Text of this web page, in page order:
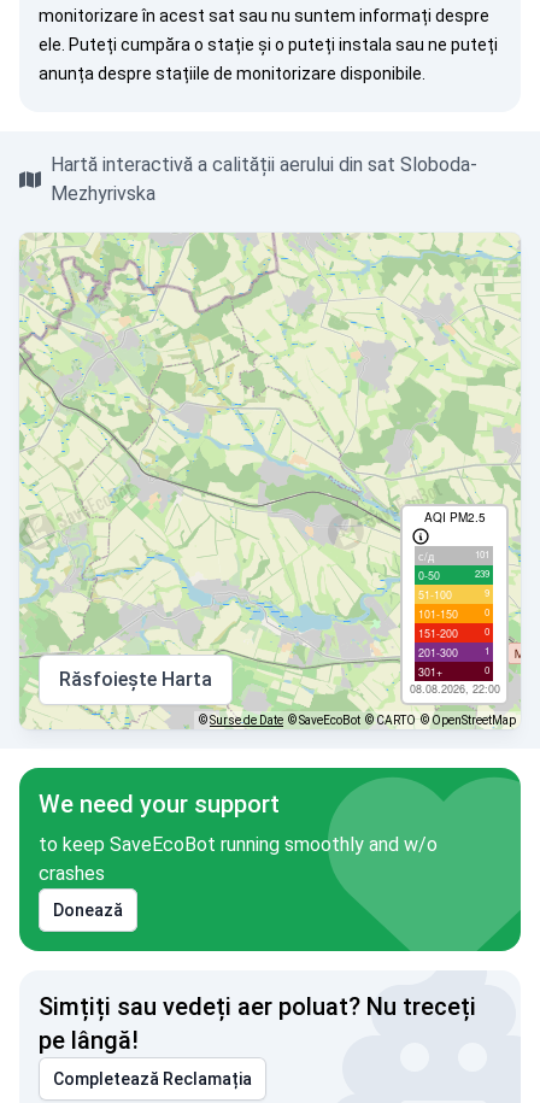
monitorizare în acest sat sau nu suntem informați despre
ele. Puteți cumpăra o stație și o puteți instala sau ne puteți
anunța despre stațiile de monitorizare disponibile.
Hartă interactivă a calității aerului din sat Sloboda-
Mezhyrivska
AQI PM2.5
с/д 101
0-50 239
51-100 9
101-150 0
151-200 0
201-300 1
301+ 0
08.08.2026, 22:00
Răsfoiește Harta
©Surse de Date © SaveEcoBot © CARTO © OpenStreetMap
We need your support
to keep SaveEcoBot running smoothly and w/o
crashes
Donează
Simțiți sau vedeți aer poluat? Nu treceți
pe lângă!
Completează Reclamația